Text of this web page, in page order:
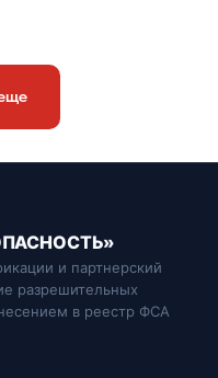
и партнерский
разрешительных
в реестр ФСА